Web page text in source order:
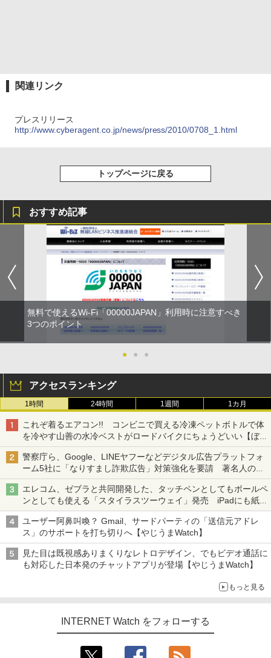
関連リンク
プレスリリース
http://www.cyberagent.co.jp/news/press/2010/0708_1.html
トップページに戻る
おすすめ記事
無料で使えるWi-Fi「00000JAPAN」利用時に注意すべき
3つのポイント
● ● ●
アクセスランキング
1時間 24時間 1週間 1カ月
これぞ着るエアコン!! コンビニで買える冷凍ペットボトルで体
を冷やす山善の水冷ベストがロードバイクにちょうどいい【ぼっ
ち・ざ・ろーど！その14】【空いた時間でなにしてる？】
警察庁ら、Google、LINEヤフーなどデジタル広告プラットフォ
ーム5社に「なりすまし詐欺広告」対策強化を要請 著名人の写
真や映像を使った投資詐欺などへの対策として
エレコム、ゼブラと共同開発した、タッチペンとしてもボールペ
ンとしても使える「スタイラスツーウェイ」発売 iPadにも紙に
も、持ち替えずに書き込める
ユーザー阿鼻叫喚？ Gmail、サードパーティの「送信元アドレ
ス」のサポートを打ち切りへ【やじうまWatch】
見た目は既視感ありまくりなレトロデザイン、でもビデオ通話に
も対応した日本発のチャットアプリが登場【やじうまWatch】
もっと見る
INTERNET Watch をフォローする